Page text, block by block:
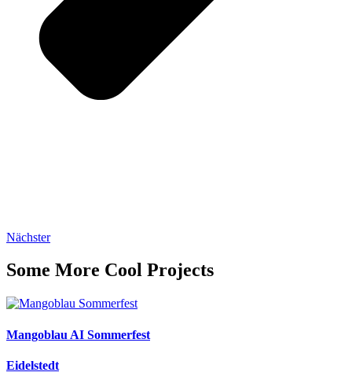
Nächster
Some More Cool Projects
Mangoblau AI Sommerfest
Eidelstedt